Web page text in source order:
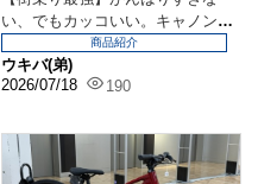
い、でもカッコいい。キャノンデ
ールの新感覚クロスバイ...
ウキバ(弟)
2026/07/18
190
商品紹介